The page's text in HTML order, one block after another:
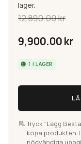
lager.
12,890.00kr
Det
priset
var:
9,900.00 kr
Det
priset
är:
1 I LAGER
Pakistan
Röd
140x205
Tryck "Lägg
köpa produkten.
nödvändiga